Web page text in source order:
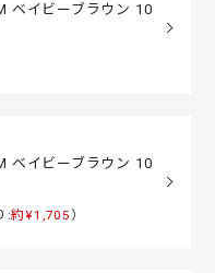
ベイビーブラウン 10
ベイビーブラウン 10
:約¥1,705 ）